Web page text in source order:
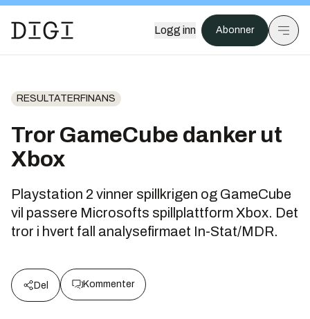
Logg inn Abonner
RESULTATERFINANS
Tror GameCube danker ut
Xbox
Playstation 2 vinner spillkrigen og GameCube
vil passere Microsofts spillplattform Xbox. Det
tror i hvert fall analysefirmaet In-Stat/MDR.
Del Kommenter